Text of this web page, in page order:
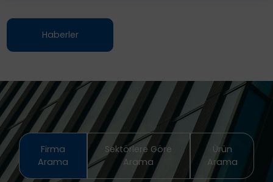
Haberler
Firma
Arama
Sektörlere Göre
Arama
Ürün
Arama